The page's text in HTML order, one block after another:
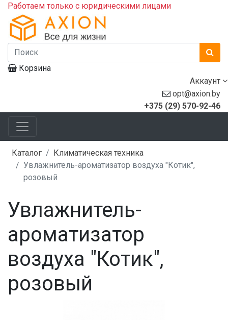
Работаем только с юридическими лицами
Корзина
Аккаунт
opt@axion.by
+375 (29) 570-92-46
Каталог
Климатическая техника
Увлажнитель-ароматизатор воздуха "Котик",
розовый
Увлажнитель-
ароматизатор
воздуха "Котик",
розовый